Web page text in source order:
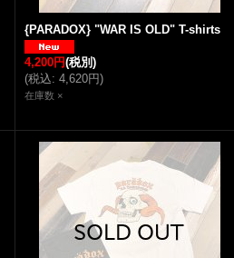
{PARADOX} "WAR IS OLD" T-shirts
4,200円(税別)
(税込: 4,620円)
在庫数 ×